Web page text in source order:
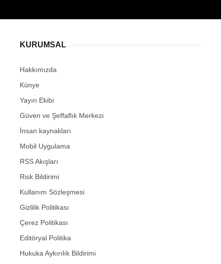
KURUMSAL
Hakkımızda
Künye
Yayın Ekibi
Güven ve Şeffaflık Merkezi
İnsan kaynakları
Mobil Uygulama
RSS Akışları
Risk Bildirimi
Kullanım Sözleşmesi
Gizlilik Politikası
Çerez Politikası
Editöryal Politika
Hukuka Aykırılık Bildirimi